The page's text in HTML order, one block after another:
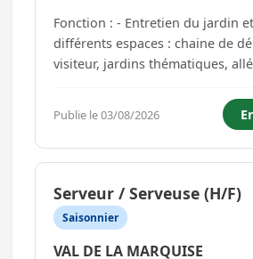
Fonction : - Entretien du jardin
différents espaces : chaine de
visiteur, jardins thématiques,
l'aménagement de jardins :
plantations de bulbes, de
vivaces . et cr...
Publie le 03/08/2026
Serveur / Serveuse (H/F)
Saisonnier
VAL DE LA MARQUISE